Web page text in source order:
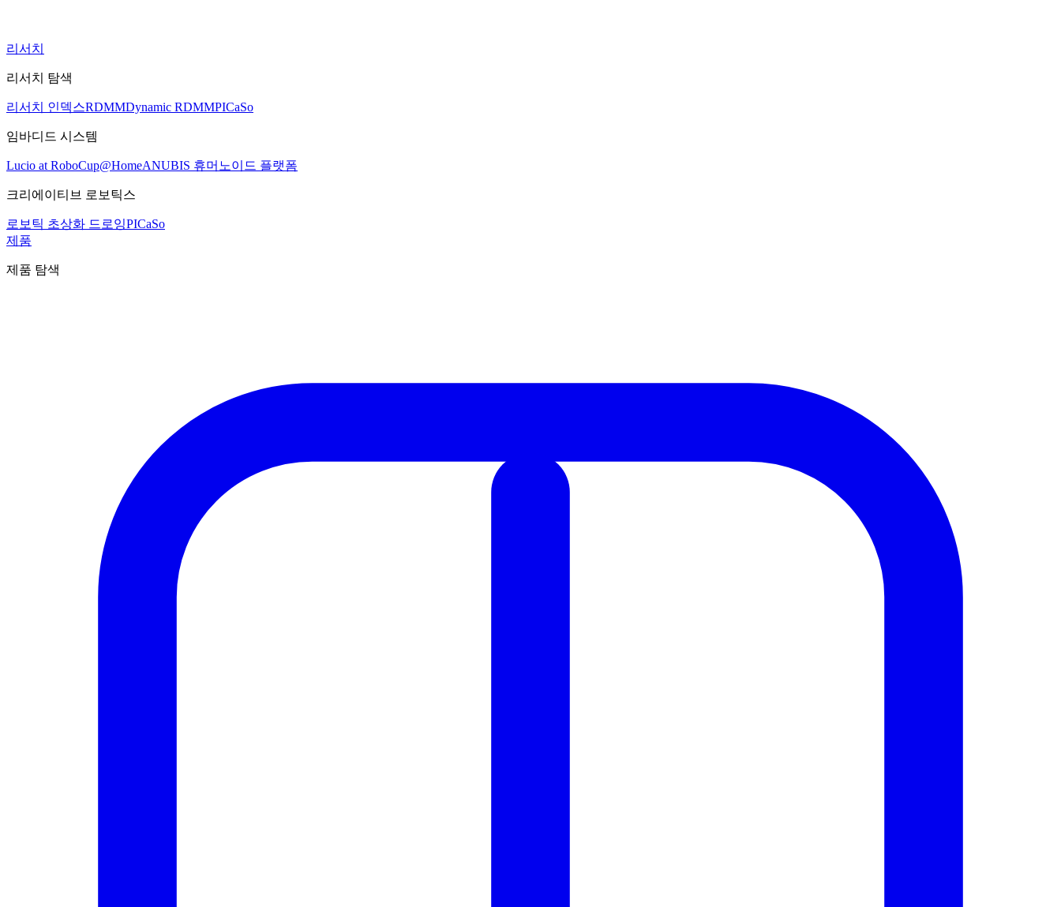
리서치
리서치 탐색
리서치 인덱스RDMMDynamic RDMMPICaSo
임바디드 시스템
Lucio at RoboCup@HomeANUBIS 휴머노이드 플랫폼
크리에이티브 로보틱스
로보틱 초상화 드로잉PICaSo
제품
제품 탐색